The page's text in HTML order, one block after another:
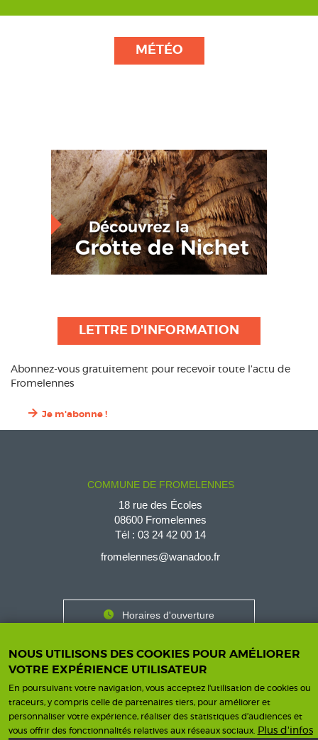
MÉTÉO
LETTRE D'INFORMATION
Abonnez-vous gratuitement pour recevoir toute l’actu de
Fromelennes
Je m'abonne !
COMMUNE DE FROMELENNES
18 rue des Écoles
08600 Fromelennes
Tél : 03 24 42 00 14
fromelennes@wanadoo.fr
Contact
Horaires
Horaires d'ouverture
Nous contacter
Footer
Mentions légales Une création ISICS
NOUS UTILISONS DES COOKIES POUR AMÉLIORER
VOTRE EXPÉRIENCE UTILISATEUR
En poursuivant votre navigation, vous acceptez l'utilisation de cookies ou
traceurs, y compris celle de partenaires tiers, pour améliorer et
personnaliser votre expérience, réaliser des statistiques d’audiences et
vous offrir des fonctionnalités relatives aux réseaux sociaux.
Plus d'infos